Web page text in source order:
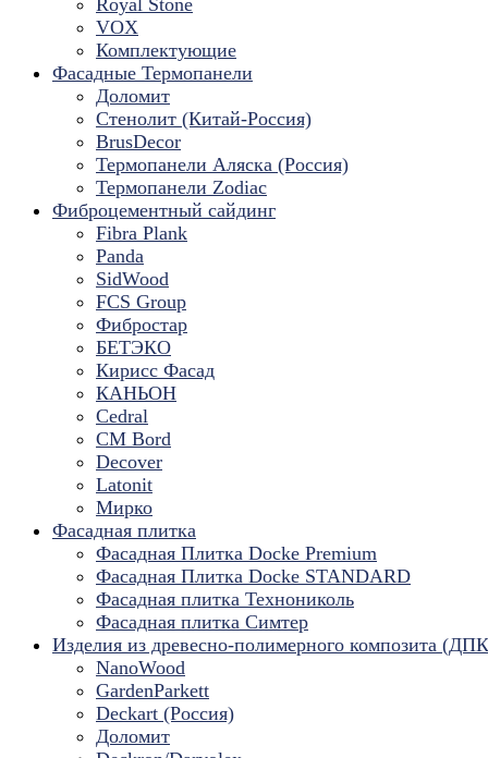
Royal Stone
VOX
Комплектующие
Фасадные Термопанели
Доломит
Стенолит (Китай-Россия)
BrusDecor
Термопанели Аляска (Россия)
Термопанели Zodiac
Фиброцементный сайдинг
Fibra Plank
Panda
SidWood
FCS Group
Фибростар
БЕТЭКО
Кирисс Фасад
КАНЬОН
Cedral
CM Bord
Decover
Latonit
Мирко
Фасадная плитка
Фасадная Плитка Docke Premium
Фасадная Плитка Docke STANDARD
Фасадная плитка Технониколь
Фасадная плитка Симтер
Изделия из древесно-полимерного композита
NanoWood
GardenParkett
Deckart (Россия)
Доломит